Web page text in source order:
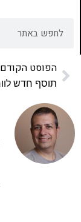
הפוסט הקודם